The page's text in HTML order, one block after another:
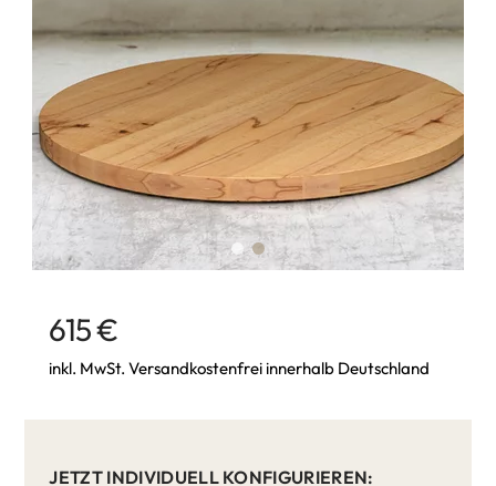
615 €
inkl. MwSt. Versandkostenfrei innerhalb Deutschland
JETZT INDIVIDUELL KONFIGURIEREN: